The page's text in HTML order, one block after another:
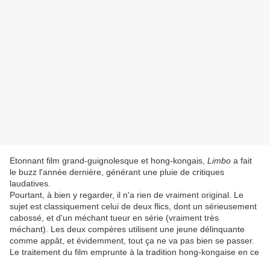
Etonnant film grand-guignolesque et hong-kongais, Limbo a fait
le buzz l'année dernière, générant une pluie de critiques
laudatives.
Pourtant, à bien y regarder, il n'a rien de vraiment original. Le
sujet est classiquement celui de deux flics, dont un sérieusement
cabossé, et d'un méchant tueur en série (vraiment très
méchant). Les deux compères utilisent une jeune délinquante
comme appât, et évidemment, tout ça ne va pas bien se passer.
Le traitement du film emprunte à la tradition hong-kongaise en ce